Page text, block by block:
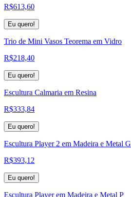
R$613,60
Eu quero!
Trio de Mini Vasos Teorema em Vidro
R$218,40
Eu quero!
Escultura Calmaria em Resina
R$333,84
Eu quero!
Escultura Player 2 em Madeira e Metal G
R$393,12
Eu quero!
Escultura Player em Madeira e Metal P